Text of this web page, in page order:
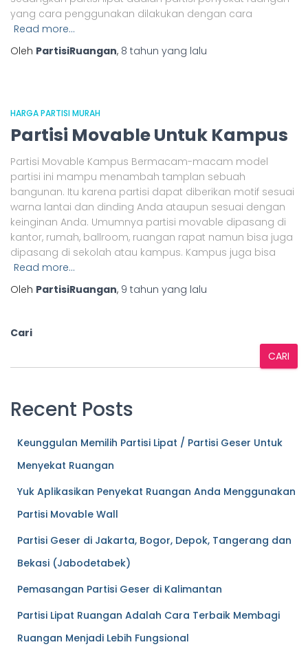
yang cara penggunakan dilakukan dengan cara
Read more…
Oleh PartisiRuangan, 8 tahun yang lalu
HARGA PARTISI MURAH
Partisi Movable Untuk Kampus
Partisi Movable Kampus Bermacam-macam model
partisi ini mampu menambah tamplan sebuah
bangunan. Itu karena partisi dapat diberikan motif sesuai
warna lantai dan dinding Anda ataupun sesuai dengan
keinginan Anda. Umumnya partisi movable dipasang di
kantor, rumah, ballroom, ruangan rapat namun bisa juga
dipasang di sekolah atau kampus. Kampus juga bisa
Read more…
Oleh PartisiRuangan, 9 tahun yang lalu
Cari
CARI
Recent Posts
Keunggulan Memilih Partisi Lipat / Partisi Geser Untuk
Menyekat Ruangan
Yuk Aplikasikan Penyekat Ruangan Anda Menggunakan
Partisi Movable Wall
Partisi Geser di Jakarta, Bogor, Depok, Tangerang dan
Bekasi (Jabodetabek)
Pemasangan Partisi Geser di Kalimantan
Partisi Lipat Ruangan Adalah Cara Terbaik Membagi
Ruangan Menjadi Lebih Fungsional